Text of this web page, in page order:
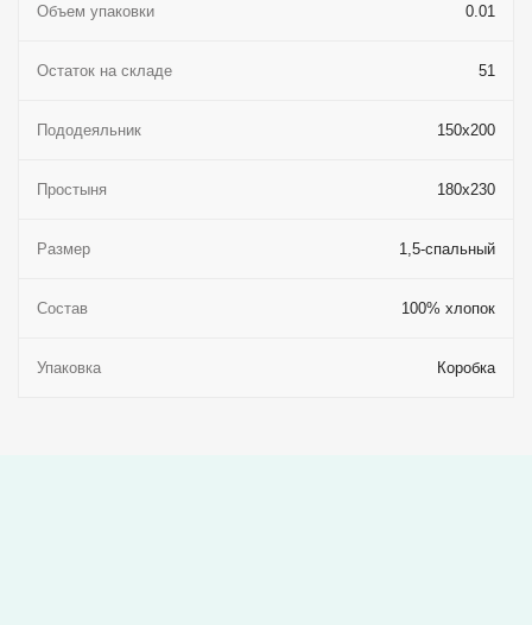
Объем упаковки 0.01
Остаток на складе 51
Пододеяльник 150x200
Простыня 180x230
Размер 1,5-спальный
Состав 100% хлопок
Упаковка Коробка